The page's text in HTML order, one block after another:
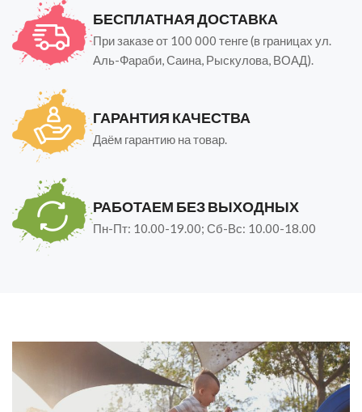
БЕСПЛАТНАЯ ДОСТАВКА
При заказе от 100 000 тенге (в границах ул.
Аль-Фараби, Саина, Рыскулова, ВОАД).
ГАРАНТИЯ КАЧЕСТВА
Даём гарантию на товар.
РАБОТАЕМ БЕЗ ВЫХОДНЫХ
Пн-Пт: 10.00-19.00; Сб-Вс: 10.00-18.00